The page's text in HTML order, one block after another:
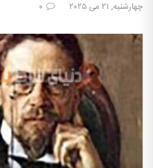
چهارشنبه, ۲۱ می ۲۰۲۵ ۰